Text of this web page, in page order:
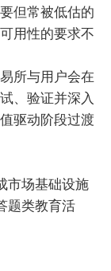
但常被低估的
用性的要求不
所与用户会在
、验证并深入
驱动阶段过渡
市场基础设施
题类教育活